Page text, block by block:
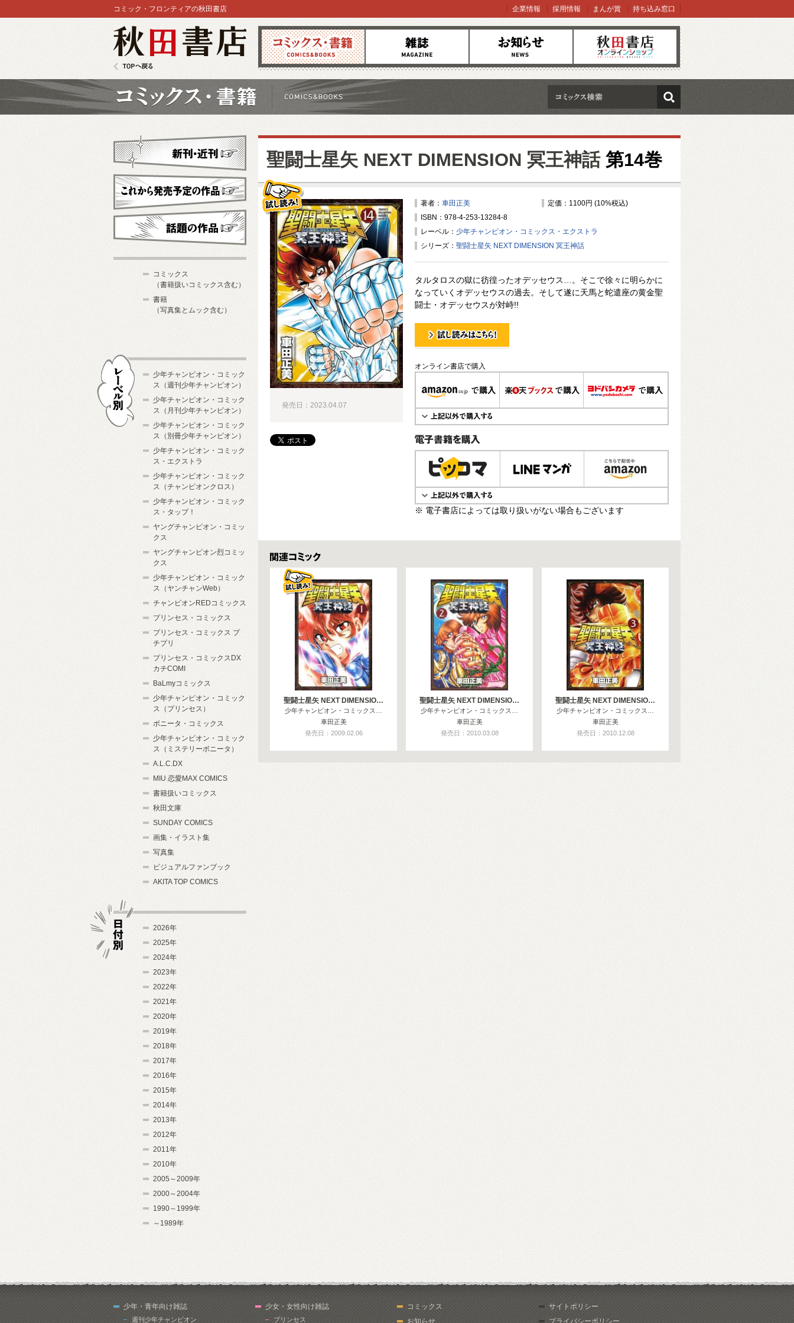
コミックス 雑誌 お知らせ オンラインショップ
コミック・フロンティアの秋田書店 企業情報 採用情報 まんが賞 持ち込み窓口
検索
聖闘士星矢 NEXT DIMENSION 冥王神話第14巻
著者： 車田正美
定価：1100円 (10%税込)
ISBN：978-4-253-13284-8
レーベル： 少年チャンピオン・コミックス・エクストラ
シリーズ： 聖闘士星矢 NEXT DIMENSION 冥王神話
タルタロスの獄に彷徨ったオデッセウス…。そこで徐々に明らかに
なっていくオデッセウスの過去。そして遂に天馬と蛇遣座の黄金聖
闘士・オデッセウスが対峙!!
試し読み！
オンライン書店で購入
電子書籍で購入
※ 電子書店によっては取り扱いがない場合もございます
発売日：2023.04.07
関連コミックス
聖闘士星矢 NEXT DIMENSIO…
少年チャンピオン・コミックス…
車田正美
発売日：2009.02.06
聖闘士星矢 NEXT DIMENSIO…
少年チャンピオン・コミックス…
車田正美
発売日：2010.03.08
聖闘士星矢 NEXT DIMENSIO…
少年チャンピオン・コミックス…
車田正美
発売日：2010.12.08
新刊・近刊
これから発売予定
コミックス
（書籍扱いコミックス含む）
書籍
（写真集とムック含む）
少年チャンピオン・コミック
ス（週刊少年チャンピオン）
少年チャンピオン・コミック
ス（月刊少年チャンピオン）
少年チャンピオン・コミック
ス（別冊少年チャンピオン）
少年チャンピオン・コミック
ス・エクストラ
少年チャンピオン・コミック
ス（チャンピオンクロス）
少年チャンピオン・コミック
ス・タップ！
ヤングチャンピオン・コミッ
クス
ヤングチャンピオン烈コミッ
クス
少年チャンピオン・コミック
ス（ヤンチャンWeb）
チャンピオンREDコミックス
プリンセス・コミックス
プリンセス・コミックス プ
チプリ
プリンセス・コミックスDX
カチCOMI
BaLmyコミックス
少年チャンピオン・コミック
ス（プリンセス）
ボニータ・コミックス
少年チャンピオン・コミック
ス（ミステリーボニータ）
A.L.C.DX
MIU 恋愛MAX COMICS
書籍扱いコミックス
秋田文庫
SUNDAY COMICS
画集・イラスト集
写真集
ビジュアルファンブック
AKITA TOP COMICS
2026年
2025年
2024年
2023年
2022年
2021年
2020年
2019年
2018年
2017年
2016年
2015年
2014年
2013年
2012年
2011年
2010年
2005～2009年
2000～2004年
1990～1999年
～1989年
少年・青年向け雑誌
週刊少年チャンピオン
少女・女性向け雑誌
プリンセス
コミックス
お知らせ
サイトポリシー
プライバシーポリシー